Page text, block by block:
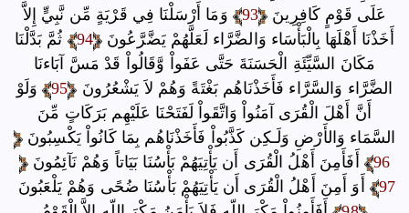
عَلَى قَوْمٍ كَافِرِينَ
93
وَمَا أَرْسَلْنَا فِي قَرْيَةٍ مِّن نَّبِيٍّ إِلاَّ
أَخَذْنَا أَهْلَهَا بِالْبَأْسَاء وَالضَّرَّاء لَعَلَّهُمْ يَضَّرَّعُونَ 94
ثُمَّ بَدَّلْنَا
مَكَانَ السَّيِّئَةِ الْحَسَنَةَ حَتَّى عَفَواْ وَّقَالُواْ قَدْ مَسَّ آبَاءنَا
الضَّرَّاء وَالسَّرَّاء فَأَخَذْنَاهُم بَغْتَةً وَهُمْ لاَ يَشْعُرُونَ
95 وَلَوْ
أَنَّ أَهْلَ الْقُرَى آمَنُواْ وَاتَّقَواْ لَفَتَحْنَا عَلَيْهِم بَرَكَاتٍ مِّنَ
السَّمَاء وَالأَرْضِ وَلَـكِن كَذَّبُواْ فَأَخَذْنَاهُم بِمَا كَانُواْ يَكْسِبُونَ
96
أَفَأَمِنَ أَهْلُ الْقُرَى أَن يَأْتِيَهُمْ بَأْسُنَا بَيَاتاً وَهُمْ نَآئِمُونَ
97
أَوَ أَمِنَ أَهْلُ الْقُرَى أَن يَأْتِيَهُمْ بَأْسُنَا ضُحًى وَهُمْ يَلْعَبُونَ